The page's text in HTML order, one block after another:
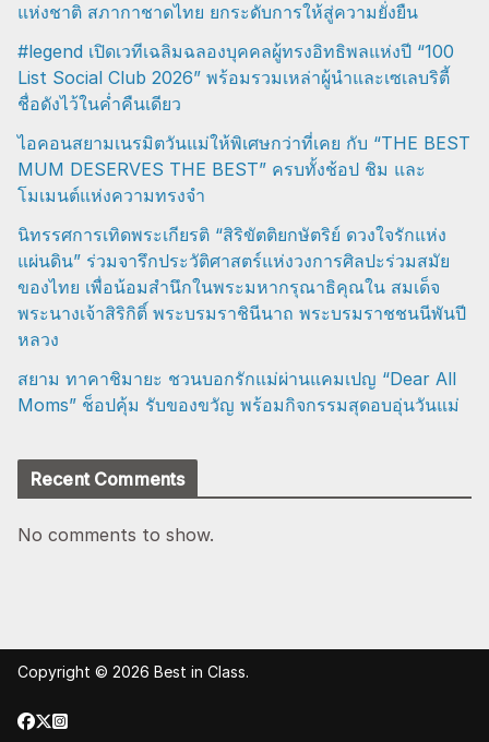
แห่งชาติ สภากาชาดไทย ยกระดับการให้สู่ความยั่งยืน
#legend เปิดเวทีเฉลิมฉลองบุคคลผู้ทรงอิทธิพลแห่งปี “100
List Social Club 2026” พร้อมรวมเหล่าผู้นำและเซเลบริตี้
ชื่อดังไว้ในค่ำคืนเดียว
ไอคอนสยามเนรมิตวันแม่ให้พิเศษกว่าที่เคย กับ “THE BEST
MUM DESERVES THE BEST” ครบทั้งช้อป ชิม และ
โมเมนต์แห่งความทรงจำ
นิทรรศการเทิดพระเกียรติ “สิริขัตติยกษัตริย์ ดวงใจรักแห่ง
แผ่นดิน” ร่วมจารึกประวัติศาสตร์แห่งวงการศิลปะร่วมสมัย
ของไทย เพื่อน้อมสำนึกในพระมหากรุณาธิคุณใน สมเด็จ
พระนางเจ้าสิริกิติ์ พระบรมราชินีนาถ พระบรมราชชนนีพันปี
หลวง
สยาม ทาคาชิมายะ ชวนบอกรักแม่ผ่านแคมเปญ “Dear All
Moms” ช็อปคุ้ม รับของขวัญ พร้อมกิจกรรมสุดอบอุ่นวันแม่
Recent Comments
No comments to show.
Copyright © 2026 Best in Class.